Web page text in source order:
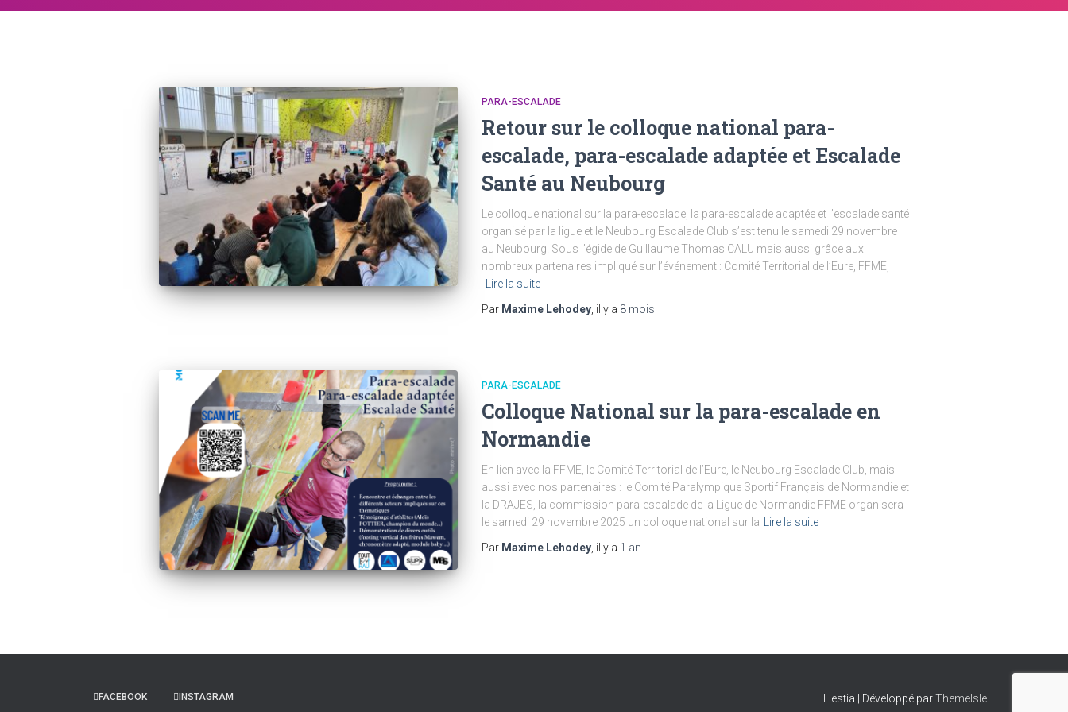
PARA-ESCALADE
Retour sur le colloque national para-
escalade, para-escalade adaptée et Escalade
Santé au Neubourg
Le colloque national sur la para-escalade, la para-escalade adaptée et l’escalade santé
organisé par la ligue et le Neubourg Escalade Club s’est tenu le samedi 29 novembre
au Neubourg. Sous l’égide de Guillaume Thomas CALU mais aussi grâce aux
nombreux partenaires impliqué sur l’événement : Comité Territorial de l’Eure, FFME,
Lire la suite
Par Maxime Lehodey, il y a 8 mois
PARA-ESCALADE
Colloque National sur la para-escalade en
Normandie
En lien avec la FFME, le Comité Territorial de l’Eure, le Neubourg Escalade Club, mais
aussi avec nos partenaires : le Comité Paralympique Sportif Français de Normandie et
la DRAJES, la commission para-escalade de la Ligue de Normandie FFME organisera
le samedi 29 novembre 2025 un colloque national sur la
Lire la suite
Par Maxime Lehodey, il y a 1 an
FACEBOOK INSTAGRAM Hestia | Développé parThemeIsle